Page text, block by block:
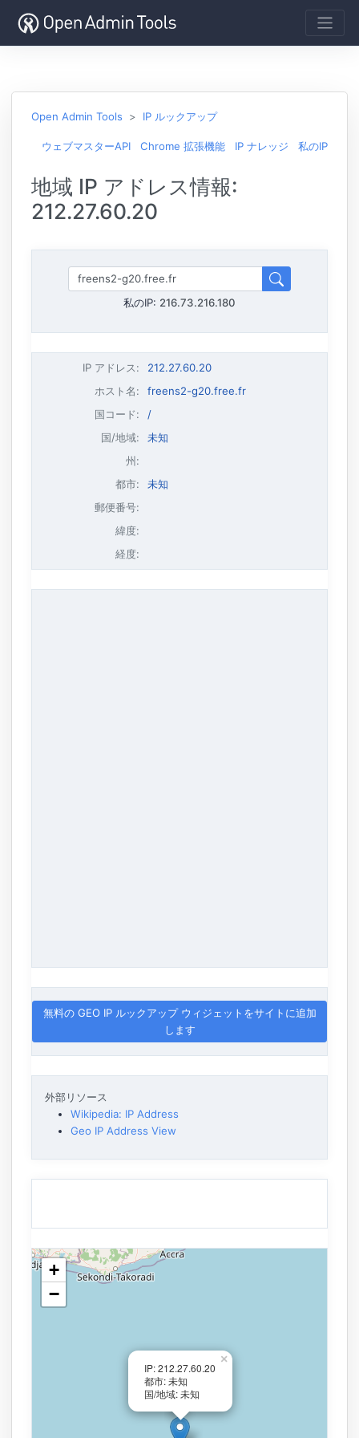
Open Admin Tools IP ルックアップ
ウェブマスターAPI Chrome 拡張機能 IP ナレッジ 私のIP
地域 IP アドレス情報:
212.27.60.20
私のIP: 216.73.216.180
IP アドレス:
212.27.60.20
ホスト名:
freens2-g20.free.fr
国コード:
/
国/地域:
未知
州:
都市:
未知
郵便番号:
緯度:
経度:
無料の GEO IP ルックアップ ウィジェットをサイトに追加
します
外部リソース
Wikipedia: IP Address
Geo IP Address View
IP: 212.27.60.20
都市: 未知
国/地域: 未知
×
+
−